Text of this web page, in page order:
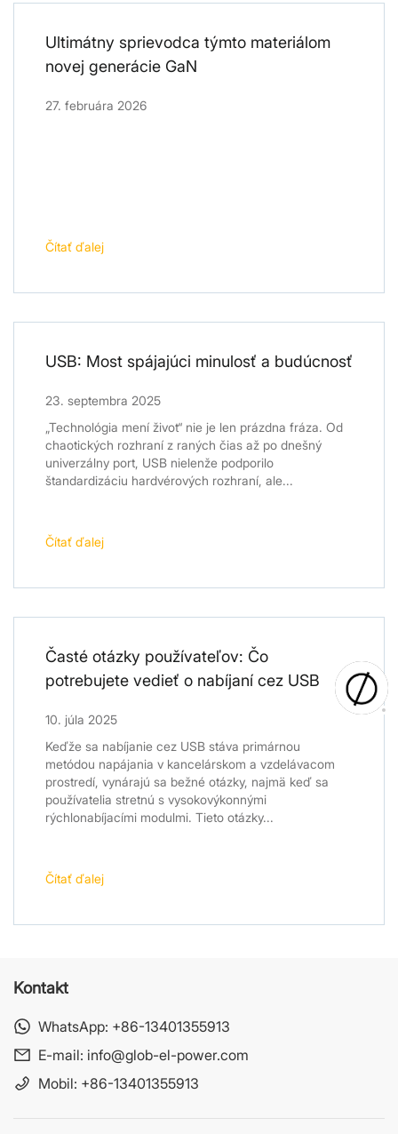
Ultimátny sprievodca týmto materiálom
novej generácie GaN
27. februára 2026
Čítať ďalej
USB: Most spájajúci minulosť a budúcnosť
23. septembra 2025
„Technológia mení život“ nie je len prázdna fráza. Od
chaotických rozhraní z raných čias až po dnešný
univerzálny port, USB nielenže podporilo
štandardizáciu hardvérových rozhraní, ale...
Čítať ďalej
Časté otázky používateľov: Čo
potrebujete vedieť o nabíjaní cez USB
10. júla 2025
Keďže sa nabíjanie cez USB stáva primárnou
metódou napájania v kancelárskom a vzdelávacom
prostredí, vynárajú sa bežné otázky, najmä keď sa
používatelia stretnú s vysokovýkonnými
rýchlonabíjacími modulmi. Tieto otázky...
Čítať ďalej
Kontakt
WhatsApp: +86-13401355913
E-mail: info@glob-el-power.com
Mobil: +86-13401355913